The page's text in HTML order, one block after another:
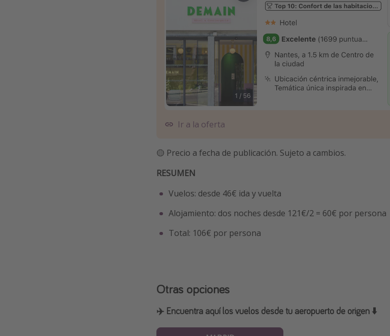
Ir a la oferta
🟡 Precio a fecha de publicación. Sujeto a cambios.
RESUMEN
Vuelos: desde 46€ ida y vuelta
Alojamiento: dos noches desde 121€/2 = 60€ por persona
Total: 106€ por persona
Otras opciones
✈️ Encuentra aquí los vuelos desde tu aeropuerto de origen ⬇️